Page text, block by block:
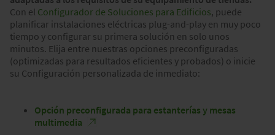
Con el Configurador de Soluciones para Edificios, puede
planificar instalaciones eléctricas plug-and-play en muy poco
tiempo y configurar su primera solución en solo unos
minutos. Elija entre nuestras opciones preconfiguradas
(optimizadas para resultados eficientes y probados) o inicie
su Configuración personalizada de inmediato:
Opción preconfigurada para estanterías y mesas
multimedia